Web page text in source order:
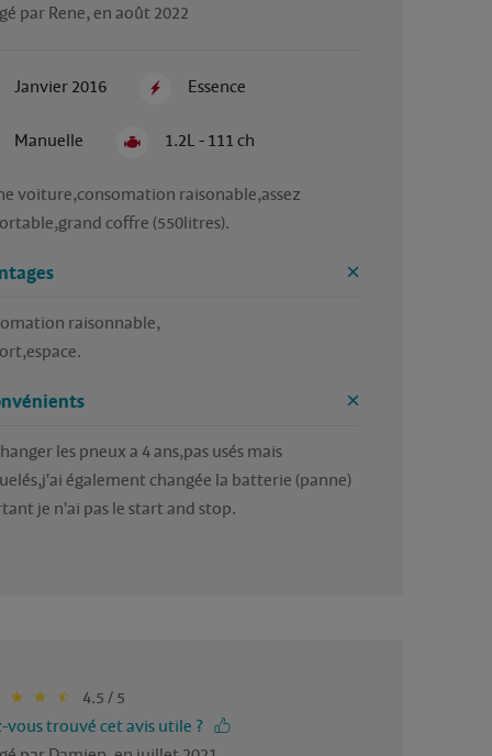
par Rene, en août 2022
Janvier 2016 Essence
Manuelle 1.2L - 111 ch
voiture,consomation raisonable,assez
coffre (550litres).
raisonnable,
les pneux a 4 ans,pas usés mais
également changée la batterie (panne)
je n'ai pas le start and stop.
4.5 / 5
vous trouvé cet avis utile ?